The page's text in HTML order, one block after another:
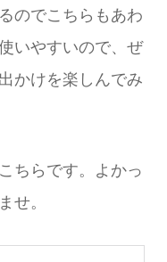
のでこちらもあわ
いやすいので、ぜ
かけを楽しんでみ
ちらです。よかっ
せ。